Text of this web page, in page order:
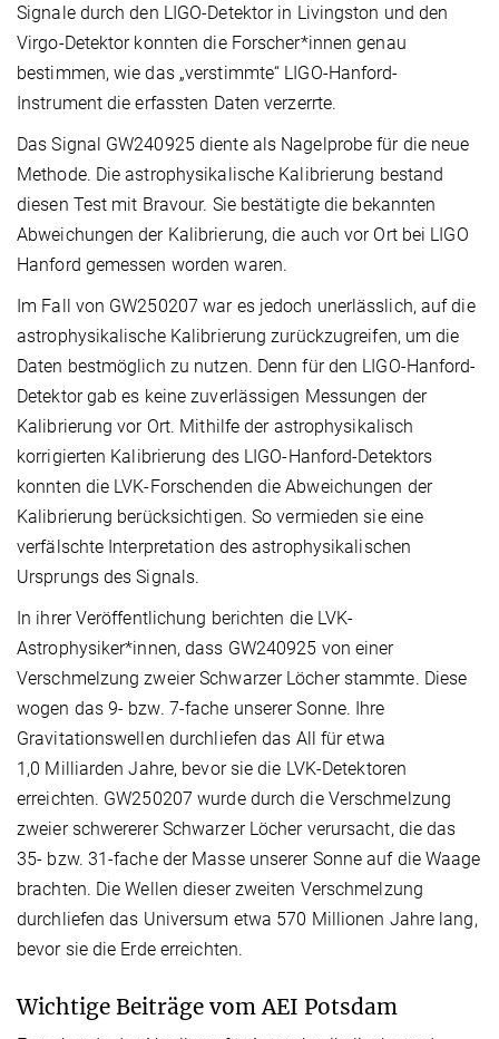
Signale durch den LIGO-Detektor in Livingston und den
Virgo-Detektor konnten die Forscher*innen genau
bestimmen, wie das „verstimmte“ LIGO-Hanford-
Instrument die erfassten Daten verzerrte.
Das Signal GW240925 diente als Nagelprobe für die neue
Methode. Die astrophysikalische Kalibrierung bestand
diesen Test mit Bravour. Sie bestätigte die bekannten
Abweichungen der Kalibrierung, die auch vor Ort bei LIGO
Hanford gemessen worden waren.
Im Fall von GW250207 war es jedoch unerlässlich, auf die
astrophysikalische Kalibrierung zurückzugreifen, um die
Daten bestmöglich zu nutzen. Denn für den LIGO-Hanford-
Detektor gab es keine zuverlässigen Messungen der
Kalibrierung vor Ort. Mithilfe der astrophysikalisch
korrigierten Kalibrierung des LIGO-Hanford-Detektors
konnten die LVK-Forschenden die Abweichungen der
Kalibrierung berücksichtigen. So vermieden sie eine
verfälschte Interpretation des astrophysikalischen
Ursprungs des Signals.
In ihrer Veröffentlichung berichten die LVK-
Astrophysiker*innen, dass GW240925 von einer
Verschmelzung zweier Schwarzer Löcher stammte. Diese
wogen das 9- bzw. 7-fache unserer Sonne. Ihre
Gravitationswellen durchliefen das All für etwa
1,0 Milliarden Jahre, bevor sie die LVK-Detektoren
erreichten. GW250207 wurde durch die Verschmelzung
zweier schwererer Schwarzer Löcher verursacht, die das
35- bzw. 31-fache der Masse unserer Sonne auf die Waage
brachten. Die Wellen dieser zweiten Verschmelzung
durchliefen das Universum etwa 570 Millionen Jahre lang,
bevor sie die Erde erreichten.
Wichtige Beiträge vom AEI Potsdam